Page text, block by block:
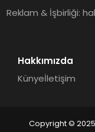
Reklam & İşbirliği:
Hakkımızda
Künyeİletişim
Copyright © 2025